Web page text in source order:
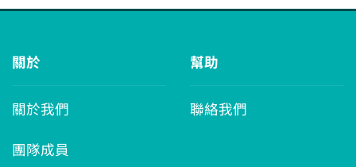
關於
關於我們
團隊成員
幫助
聯絡我們